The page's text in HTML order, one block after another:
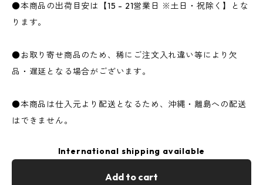
●本商品の出荷目安は【15 - 21営業日 ※土日・祝除く】とな
ります。
●お取り寄せ商品のため、稀にご注文入れ違い等により欠
品・遅延となる場合がございます。
●本商品は仕入元より配送となるため、沖縄・離島への配送
はできません。
International shipping available
Add to cart